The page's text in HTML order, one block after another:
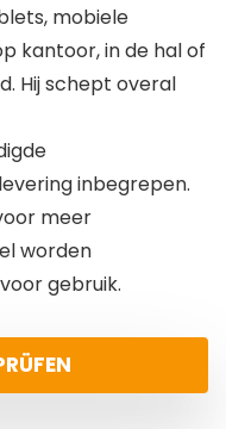
mobiele
kantoor, in de hal of
Hij schept overal
inbegrepen.
meer
worden
gebruik.